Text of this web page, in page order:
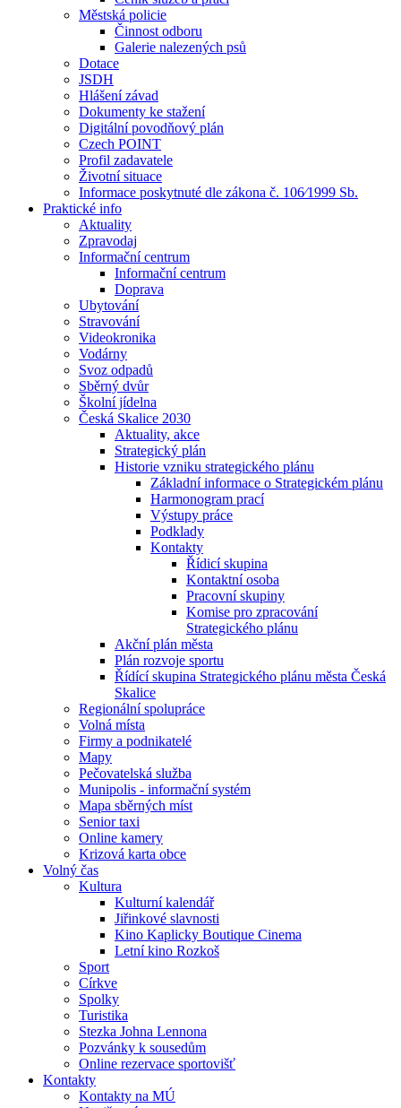
Městská policie
Činnost odboru
Galerie nalezených psů
Dotace
JSDH
Hlášení závad
Dokumenty ke stažení
Digitální povodňový plán
Czech POINT
Profil zadavatele
Životní situace
Informace poskytnuté dle zákona č. 106⁄1999 Sb.
Praktické info
Aktuality
Zpravodaj
Informační centrum
Informační centrum
Doprava
Ubytování
Stravování
Videokronika
Vodárny
Svoz odpadů
Sběrný dvůr
Školní jídelna
Česká Skalice 2030
Aktuality, akce
Strategický plán
Historie vzniku strategického plánu
Základní informace o Strategickém plánu
Harmonogram prací
Výstupy práce
Podklady
Kontakty
Řídicí skupina
Kontaktní osoba
Pracovní skupiny
Komise pro zpracování
Strategického plánu
Akční plán města
Plán rozvoje sportu
Řídící skupina Strategického plánu města Česká
Skalice
Regionální spolupráce
Volná místa
Firmy a podnikatelé
Mapy
Pečovatelská služba
Munipolis - informační systém
Mapa sběrných míst
Senior taxi
Online kamery
Krizová karta obce
Volný čas
Kultura
Kulturní kalendář
Jiřinkové slavnosti
Kino Kaplicky Boutique Cinema
Letní kino Rozkoš
Sport
Církve
Spolky
Turistika
Stezka Johna Lennona
Pozvánky k sousedům
Online rezervace sportovišť
Kontakty
Kontakty na MÚ